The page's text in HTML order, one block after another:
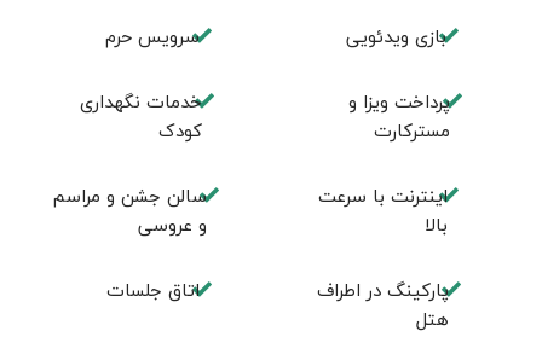
بازی ویدئویی سرویس حرم
پرداخت ویزا و
مسترکارت
خدمات نگهداری
کودک
اینترنت با سرعت
بالا
سالن جشن و مراسم
و عروسی
پارکینگ در اطراف
هتل
اتاق جلسات